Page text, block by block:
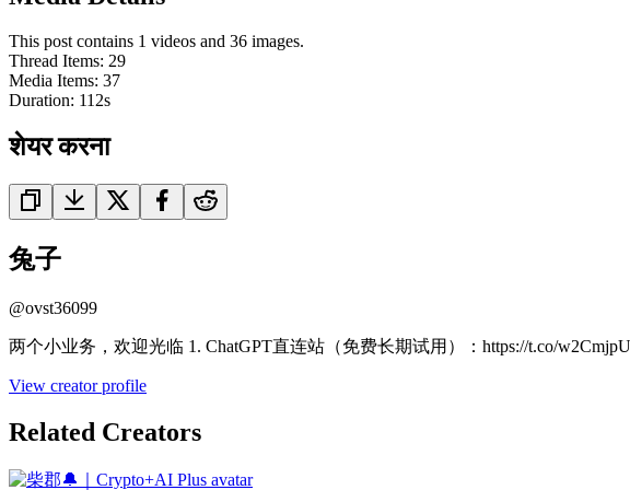
This post contains 1 videos and 36 images.
Thread Items: 29
Media Items: 37
Duration: 112s
शेयर करना
兔子
@ovst36099
两个小业务，欢迎光临 1. ChatGPT直连站（免费长期试用）：https://t.co/
View creator profile
Related Creators